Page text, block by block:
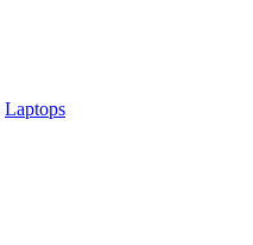
Laptops